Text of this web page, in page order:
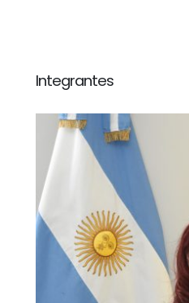
Integrantes